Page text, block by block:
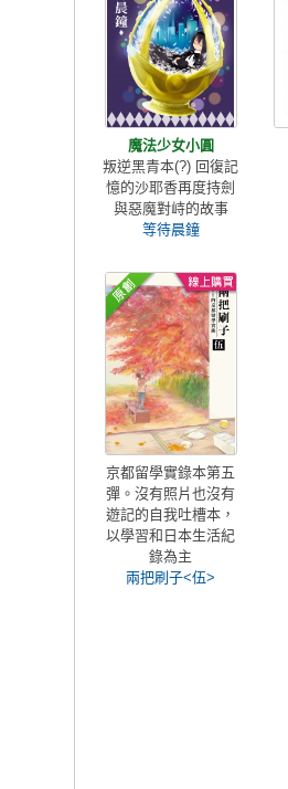
魔法少女小圓
叛逆黑青本(?) 回復記
憶的沙耶香再度持劍
與惡魔對峙的故事
等待晨鐘
京都留學實錄本第五
彈。沒有照片也沒有
遊記的自我吐槽本，
以學習和日本生活紀
錄為主
兩把刷子<伍>